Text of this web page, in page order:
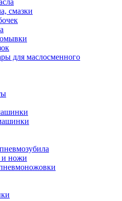
смазки
для маслосменного
ножи